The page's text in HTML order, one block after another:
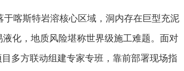
喀斯特岩溶核心区域，洞内存在巨型充泥
化，地质风险堪称世界级施工难题。面对
多方联动组建专家专班，靠前部署现场指